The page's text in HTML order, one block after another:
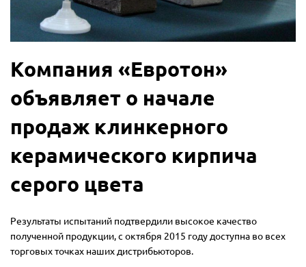
Компания «Евротон»
объявляет о начале
продаж клинкерного
керамического кирпича
серого цвета
Результаты испытаний подтвердили высокое качество
полученной продукции, с октября 2015 году доступна во всех
торговых точках наших дистрибьюторов.